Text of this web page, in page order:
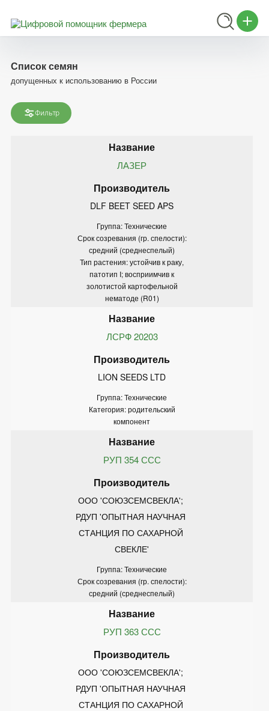
Список семян
допущенных к использованию в России
Фильтр
ЛАЗЕР
DLF BEET SEED APS
Группа: Технические
Срок созревания (гр. спелости):
средний (среднеспелый)
Тип растения: устойчив к раку,
патотип I; восприимчив к
золотистой картофельной
нематоде (R01)
ЛСРФ 20203
LION SEEDS LTD
Группа: Технические
Категория: родительский
компонент
РУП 354 ССС
ООО 'СОЮЗСЕМСВЕКЛА';
РДУП 'ОПЫТНАЯ НАУЧНАЯ
СТАНЦИЯ ПО САХАРНОЙ
СВЕКЛЕ'
Группа: Технические
Срок созревания (гр. спелости):
средний (среднеспелый)
РУП 363 ССС
ООО 'СОЮЗСЕМСВЕКЛА';
РДУП 'ОПЫТНАЯ НАУЧНАЯ
СТАНЦИЯ ПО САХАРНОЙ